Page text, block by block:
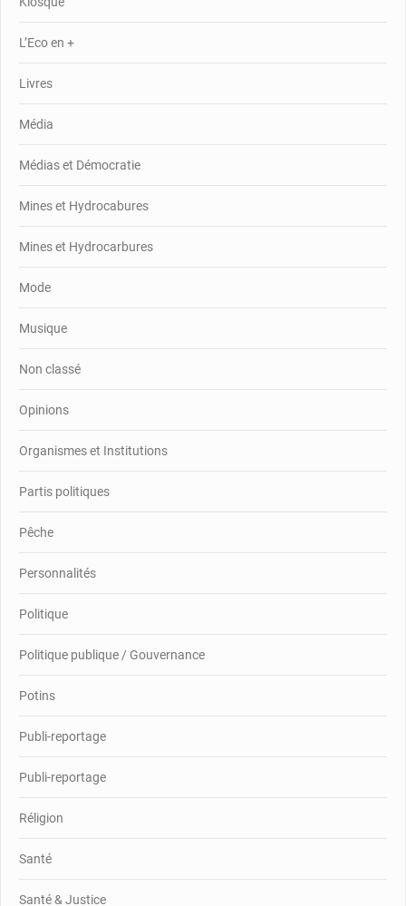
L’Eco en +
Livres
Média
Médias et Démocratie
Mines et Hydrocabures
Mines et Hydrocarbures
Mode
Musique
Non classé
Opinions
Organismes et Institutions
Partis politiques
Pêche
Personnalités
Politique
Politique publique / Gouvernance
Potins
Publi-reportage
Publi-reportage
Réligion
Santé
Santé & Justice